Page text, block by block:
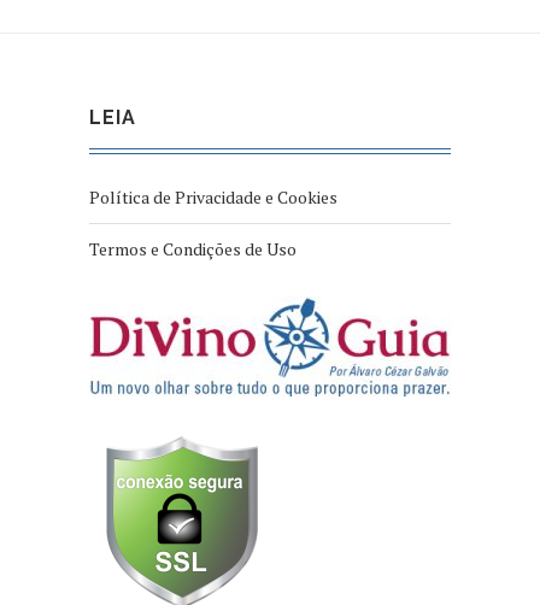
LEIA
Política de Privacidade e Cookies
Termos e Condições de Uso